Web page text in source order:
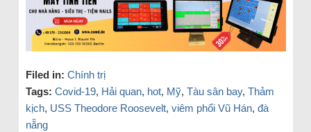
Filed in: Chính trị
Tags: Covid-19, Hải quan, hot, Mỹ, Tàu sân bay, Thảm
kịch, USS Theodore Roosevelt, viêm phổi Vũ Hán, đà
nẵng